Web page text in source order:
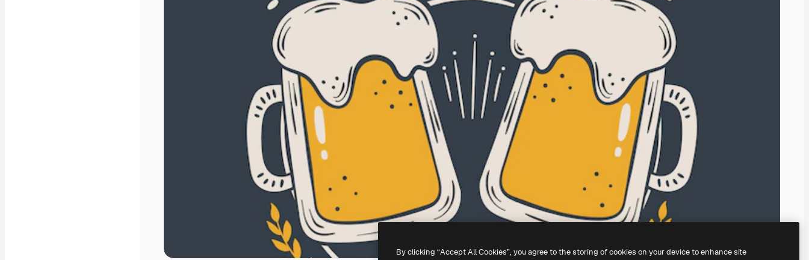
By clicking “Accept All Cookies”, you agree to the storing of cookies on your device to enhance site